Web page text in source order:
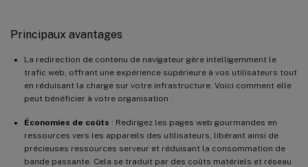
Principaux avantages
La redirection de contenu de navigateur gère intelligemment le
trafic web, offrant une expérience supérieure à vos utilisateurs tout
en réduisant la charge sur votre infrastructure. Voici comment elle
peut bénéficier à votre organisation :
Économies de coûts : Redirigez les pages web gourmandes en
ressources vers les appareils des utilisateurs, libérant ainsi de
précieuses ressources serveur et réduisant la consommation de
bande passante. Cela se traduit par des coûts matériels et réseau